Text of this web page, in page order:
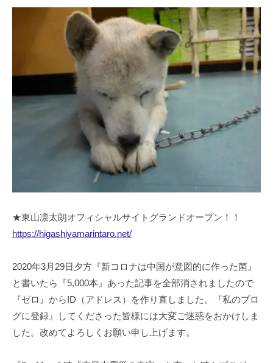
★東山凛太朗オフィシャルサイトグランドオープン！！
https://higashiyamarintaro.net/
2020年3月29日夕方『新コロナは中国が意図的に作った菌』
と書いたら『5,000本』あった記事を全部消されましたので
『ゼロ』からID（アドレス）を作り直しました。『私のブロ
グに登録』してくださった皆様には大変ご迷惑をおかけしま
した。改めてよろしくお願い申し上げます。